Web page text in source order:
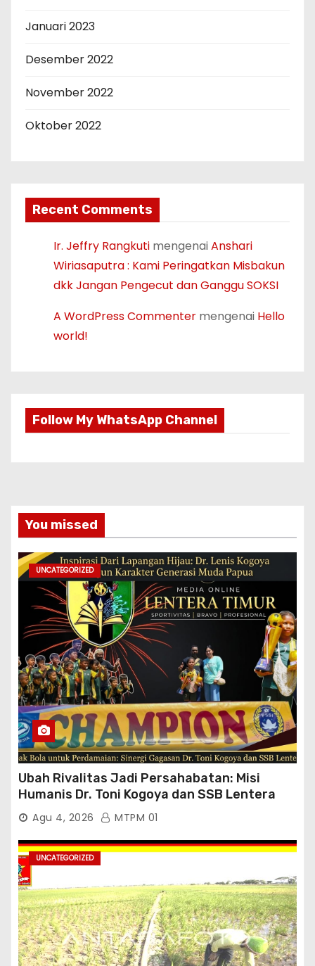
Januari 2023
Desember 2022
November 2022
Oktober 2022
Recent Comments
Ir. Jeffry Rangkuti mengenaiAnshari
Wiriasaputra : Kami Peringatkan Misbakun
dkk Jangan Pengecut dan Ganggu SOKSI
A WordPress Commenter mengenai Hello
world!
Follow My WhatsApp Channel
You missed
UNCATEGORIZED
Ubah Rivalitas Jadi Persahabatan: Misi
Humanis Dr. Toni Kogoya dan SSB Lentera
TimurAgu 4, 2026 MTPM 01
UNCATEGORIZED